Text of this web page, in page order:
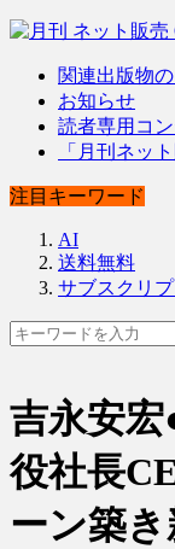
関連出版物
お知らせ
読者専用コ
「月刊ネッ
注目キーワード
AI
送料無料
サブスクリ
吉永安
役社長
ーン築